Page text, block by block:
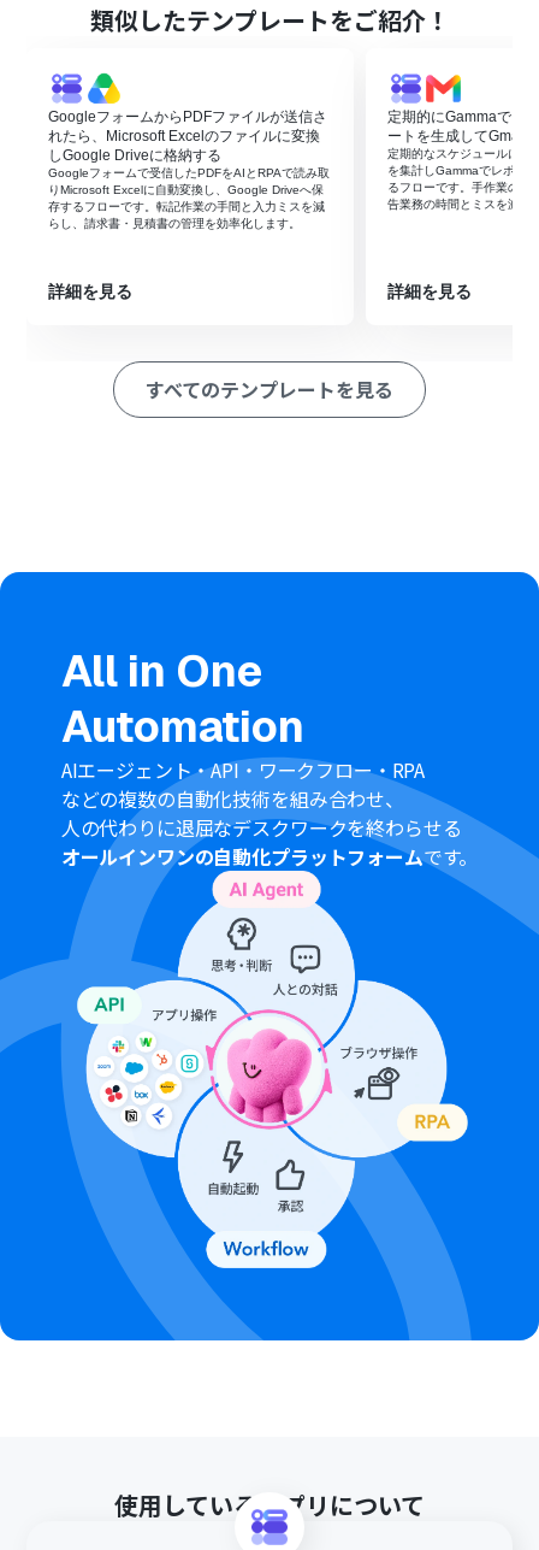
■フローボットの流れ
をYoomと連携します。
次に、トリガーでGoogleフォームを選択し、「フォーム
に回答が送信されたら」というアクションを設定します。
次に、オペレーションでGoogle Driveの「ファイルをダ
ウンロードする」アクションを設定し、フォームに添付さ
れたPDFファイルを取得します。
次に、オペレーションでOCR機能の「任意の画像やPDF
次に、オペレーションでAI機能の「翻訳する」アクション
「レコードを追加する」アクションを設定し、翻訳結果な
どの情報を追記します。
※「トリガー」：フロー起動のきっかけとなるアクション、「オ
フォームのIDを任意で設定してください。
AI機能で翻訳を行うアクションでは、日本語から英語へ、
英語から日本語へなど、翻訳先の言語を任意で設定してく
ださい。
Google スプレッドシートへレコードを追加するアクショ
ンでは、出力先となるスプレッドシートのIDとシート名
を任意で設定してください。
■注意事項
Googleフォーム、Google スプレッドシートのそれぞれ
とYoomを連携してください。
トリガーは5分、10分、15分、30分、60分の間隔で起動
間隔を選択できます。
プランによって最短の起動間隔が異なりますので、ご注意
ください。
OCRまたは音声を文字起こしするAIオペレーションはチ
ームプラン・サクセスプランでのみご利用いただける機能
となっております。フリープラン・ミニプランの場合は設
定しているフローボットのオペレーションはエラーとな
りますので、ご注意ください。
チームプランやサクセスプランなどの有料プランは、2週
間の無料トライアルを行うことが可能です。無料トライア
ル中には制限対象のアプリやAI機能（オペレーション）を
使用することができます。
OCRデータは6,500文字以上のデータや文字が小さい場合
などは読み取れない場合があるので、ご注意ください。
ダウンロード可能なファイル容量は最大300MBまでで
す。アプリの仕様によっては300MB未満になる可能性が
あるので、ご注意ください。
トリガー、各オペレーションでの取り扱い可能なファイ
類似したテンプレートをご紹介！
GoogleフォームからPDFファイルが送信さ
れたら、Microsoft Excelのファイルに変換
しGoogle Driveに格納する
Googleフォームで受信したPDFをAIとRPAで読み取
りMicrosoft Excelに自動変換し、Google Driveへ保
存するフローです。転記作業の手間と入力ミスを減
らし、請求書・見積書の管理を効率化します。
詳細を見る
定期的にGammaでフ
ートを生成してGmail
定期的なスケジュールに合
を集計しGammaでレポー
るフローです。手作業の集
告業務の時間とミスを減ら
詳細を見る
すべてのテンプレートを見る
All in One
Automation
AIエージェント・API・ワークフロー・RPA
などの複数の自動化技術を組み合わせ、
人の代わりに退屈なデスクワークを終わらせる
オールインワンの自動化プラットフォームです。
使用しているアプリについて